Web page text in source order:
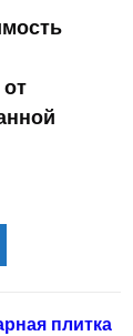
плитка